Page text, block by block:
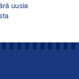
uusia